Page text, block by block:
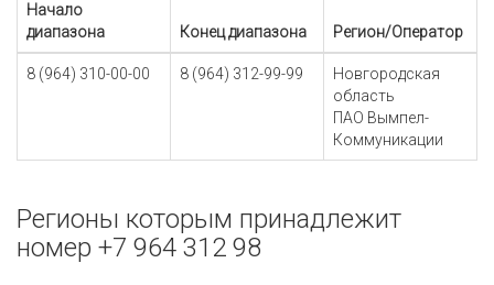
Начало
диапазона
Конец диапазона Регион/Оператор
8 (964) 310-00-00 8 (964) 312-99-99
Новгородская
область
ПАО Вымпел-
Коммуникации
Регионы которым принадлежит
номер +7 964 312 98